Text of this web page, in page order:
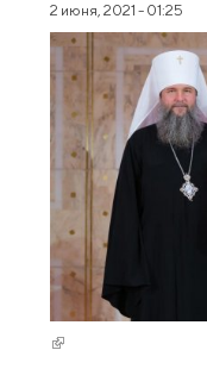
2 июня, 2021 - 01:25
(внешняя ссылка)